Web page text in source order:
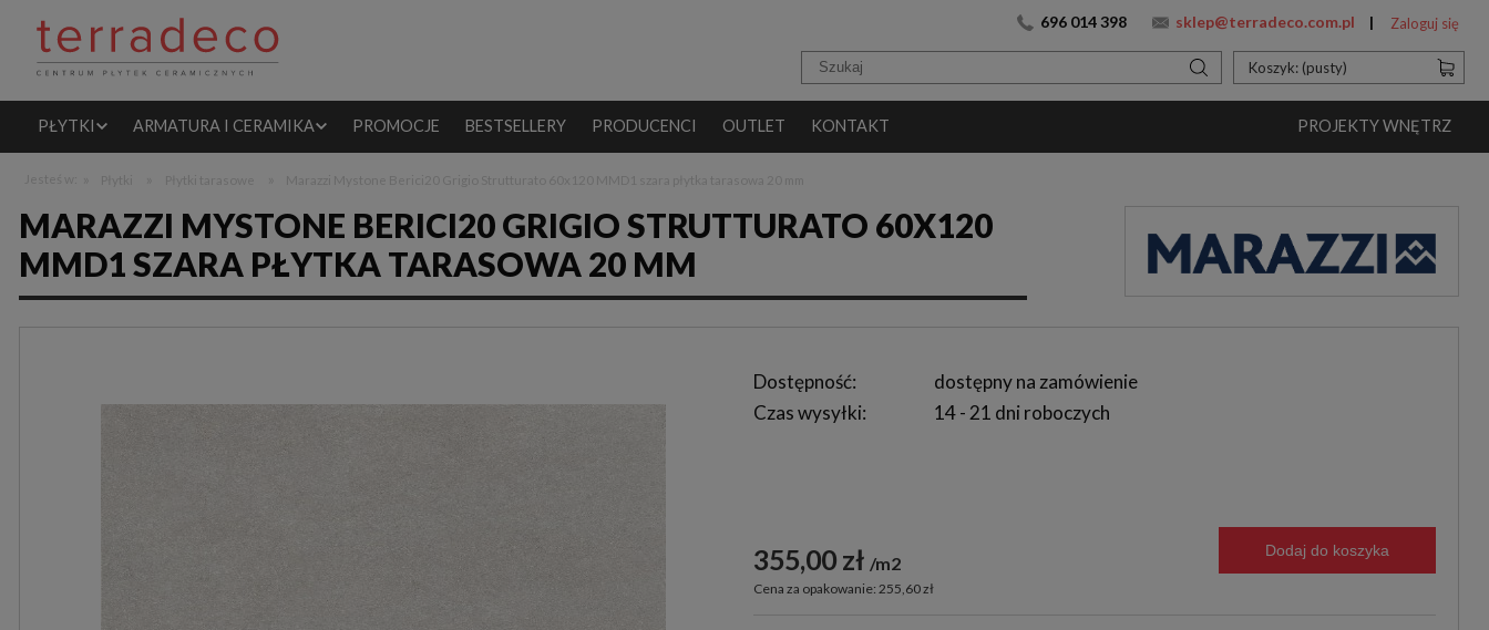
696 014 398 sklep@terradeco.com.pl Zaloguj się
Koszyk: (pusty)
PŁYTKI ARMATURA I CERAMIKA PROMOCJE BESTSELLERY PRODUCENCI OUTLET KONTAKT PROJEKTY WNĘTRZ
MARAZZI MYSTONE BERICI20 GRIGIO STRUTTURATO 60X120
MMD1 SZARA PŁYTKA TARASOWA 20 MM
Dostępność:
dostępny na zamówienie
Czas wysyłki:
14 - 21 dni roboczych
355,00 zł m2
Cena za opakowanie: 255,60 zł
Dodaj do koszyka